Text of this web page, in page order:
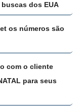
dos EUA
os números são
com o cliente
para seus